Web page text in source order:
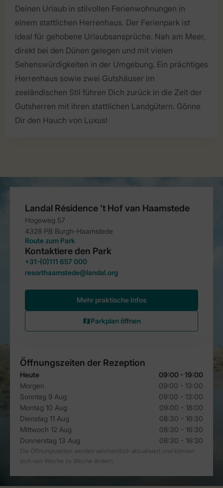
Deinen Urlaub in stilvollen Ferienwohnungen in
einem stattlichen Herrenhaus. Der Ferienpark ist
ideal für gehobene Urlaubsansprüche. Nah am Meer,
direkt bei den Dünen gelegen und mit vielen
Sehenswürdigkeiten in der Umgebung. Ein prächtiges
Herrenhaus sowie zwei Gutshäuser im
zeeländischen Stil führen Dich zurück in die Zeit der
Gutsherren mit ihren stattlichen Landgütern. Gönne
Dir den Hauch von Luxus!